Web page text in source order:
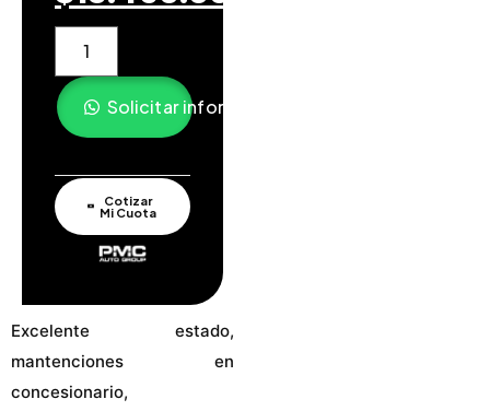
Solicitar información
Cotizar
Mi Cuota
Excelente estado,
mantenciones en
concesionario,